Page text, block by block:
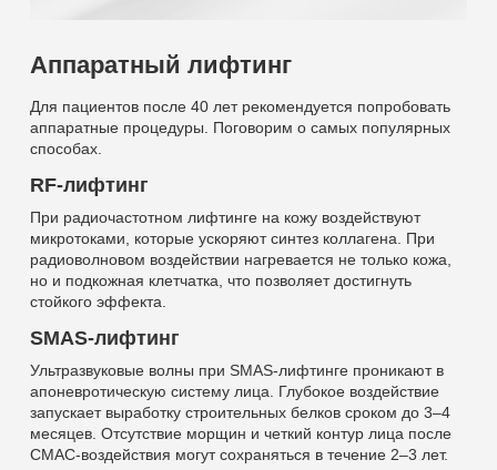
Аппаратный лифтинг
Для пациентов после 40 лет рекомендуется попробовать
аппаратные процедуры. Поговорим о самых популярных
способах.
RF-лифтинг
При радиочастотном лифтинге на кожу воздействуют
микротоками, которые ускоряют синтез коллагена. При
радиоволновом воздействии нагревается не только кожа,
но и подкожная клетчатка, что позволяет достигнуть
стойкого эффекта.
SMAS-лифтинг
Ультразвуковые волны при SMAS-лифтинге проникают в
апоневротическую систему лица. Глубокое воздействие
запускает выработку строительных белков сроком до 3–4
месяцев. Отсутствие морщин и четкий контур лица после
СМАС-воздействия могут сохраняться в течение 2–3 лет.